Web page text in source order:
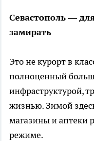
Севастополь —
замирать
Это не курорт в
полноценный
инфраструктурой,
жизнью. Зимой
магазины и аптеки
режиме.